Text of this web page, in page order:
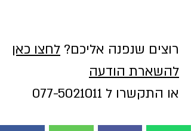
רוצים שנפנה אליכם? לחצו כאן
להשארת הודעה
או התקשרו ל 077-5021011